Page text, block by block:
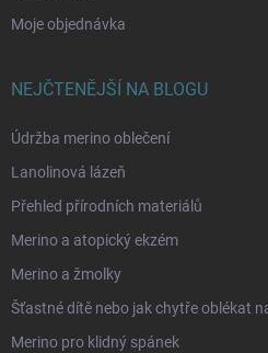
Moje objednávka
NEJČTENĚJŠÍ NA BLOGU
Údržba merino oblečení
Lanolinová lázeň
Přehled přírodních materiálů
Merino a atopický ekzém
Merino a žmolky
Šťastné dítě nebo jak chytře oblékat
Merino pro klidný spánek